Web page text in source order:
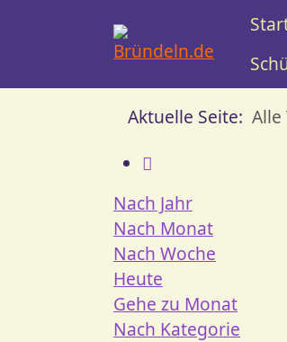
Aktuelle Seite: Alle
Nach Jahr
Nach Monat
Nach Woche
Heute
Gehe zu Monat
Nach Kategorie